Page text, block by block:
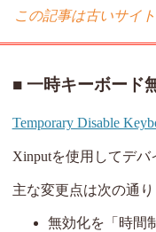
この記事は古いサイ
一時キーボード
Temporary Disable
Xinputを使用してデバ
主な変更点は次の通り
無効化を「時間